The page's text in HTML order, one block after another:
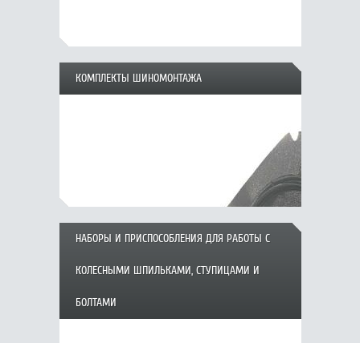
КОМПЛЕКТЫ ШИНОМОНТАЖА
НАБОРЫ И ПРИСПОСОБЛЕНИЯ ДЛЯ РАБОТЫ С
КОЛЕСНЫМИ ШПИЛЬКАМИ, СТУПИЦАМИ И
БОЛТАМИ